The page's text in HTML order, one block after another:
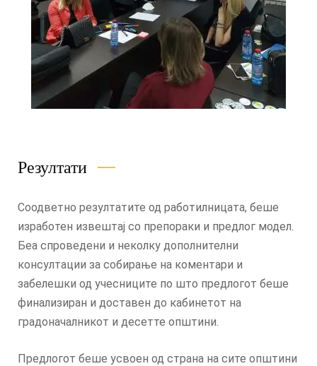
Резултати
Соодветно резултатите од работилницата, беше
изработен извештај со препораки и предлог модел.
Беа спроведени и неколку дополнителни
консултации за собирање на коментари и
забелешки од учесниците по што предлогот беше
финализиран и доставен до кабинетот на
градоначалникот и десетте општини.
Предлогот беше усвоен од страна на сите општини